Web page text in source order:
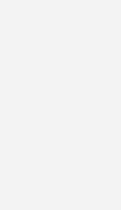
Erneuerbare-
des weltweiten
Bericht Renewable
für Erneuerbare
Erneuerbaren-
Ziel einer
Energien bis
11,2 Terawatt.
Anstiegs auf Asien,